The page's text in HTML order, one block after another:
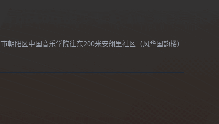
朝阳区中国音乐学院往东200米安翔里社区（风华国韵楼）